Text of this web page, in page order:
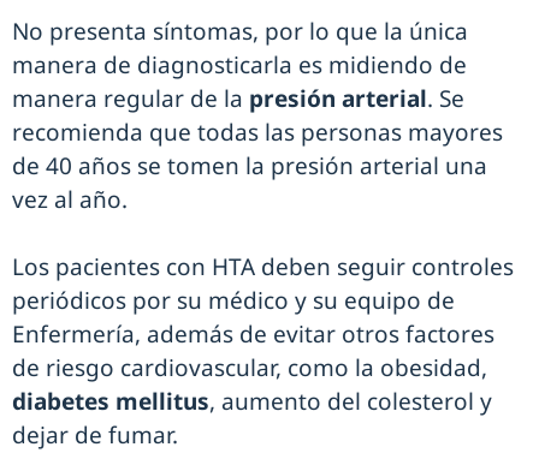
No presenta síntomas, por lo que la única
manera de diagnosticarla es midiendo de
manera regular de la presión arterial. Se
recomienda que todas las personas mayores
de 40 años se tomen la presión arterial una
vez al año.
Los pacientes con HTA deben seguir controles
periódicos por su médico y su equipo de
Enfermería, además de evitar otros factores
de riesgo cardiovascular, como la obesidad,
diabetes mellitus, aumento del colesterol y
dejar de fumar.